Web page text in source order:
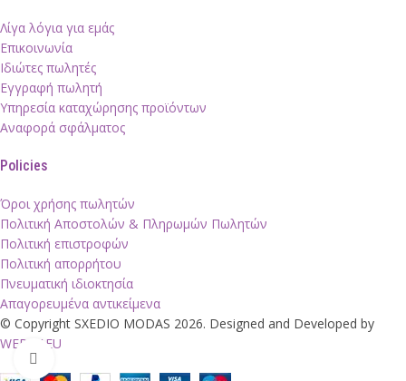
Λίγα λόγια για εμάς
Επικοινωνία
Ιδιώτες πωλητές
Εγγραφή πωλητή
Υπηρεσία καταχώρησης προϊόντων
Αναφορά σφάλματος
Policies
Όροι χρήσης πωλητών
Πολιτική Αποστολών & Πληρωμών Πωλητών
Πολιτική επιστροφών
Πολιτική απορρήτου
Πνευματική ιδιοκτησία
Απαγορευμένα αντικείμενα
© Copyright SXEDIO MODAS 2026. Designed and Developed by
WEBVY.EU